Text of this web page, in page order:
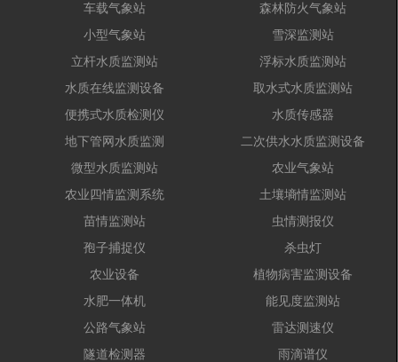
车载气象站
森林防火气象站
小型气象站
雪深监测站
立杆水质监测站
浮标水质监测站
水质在线监测设备
取水式水质监测站
便携式水质检测仪
水质传感器
地下管网水质监测
二次供水水质监测设备
微型水质监测站
农业气象站
农业四情监测系统
土壤墒情监测站
苗情监测站
虫情测报仪
孢子捕捉仪
杀虫灯
农业设备
植物病害监测设备
水肥一体机
能见度监测站
公路气象站
雷达测速仪
隧道检测器
雨滴谱仪